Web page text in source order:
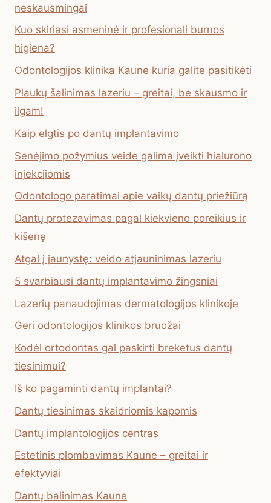
neskausmingai
Kuo skiriasi asmeninė ir profesionali burnos
higiena?
Odontologijos klinika Kaune kuria galite pasitikėti
Plaukų šalinimas lazeriu – greitai, be skausmo ir
ilgam!
Kaip elgtis po dantų implantavimo
Senėjimo požymius veide galima įveikti hialurono
injekcijomis
Odontologo paratimai apie vaikų dantų priežiūrą
Dantų protezavimas pagal kiekvieno poreikius ir
kišenę
Atgal į jaunystę: veido atjauninimas lazeriu
5 svarbiausi dantų implantavimo žingsniai
Lazerių panaudojimas dermatologijos klinikoje
Geri odontologijos klinikos bruožai
Kodėl ortodontas gal paskirti breketus dantų
tiesinimui?
Iš ko pagaminti dantų implantai?
Dantų tiesinimas skaidriomis kapomis
Dantų implantologijos centras
Estetinis plombavimas Kaune – greitai ir
efektyviai
Dantų balinimas Kaune